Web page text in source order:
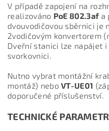
V případě zapojení na
realizováno PoE 802.3afa
dvouvodičovou sběrnici je
2vodičovým konvertorem
Dveřní stanici lze napájet
svorkovnici.
Nutno vybrat montážní
montáž) neboVT-UE01
doporučené příslušenství.
TECHNICKÉ